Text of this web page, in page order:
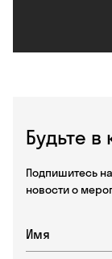
Будьте в
Подпишитесь
новости о